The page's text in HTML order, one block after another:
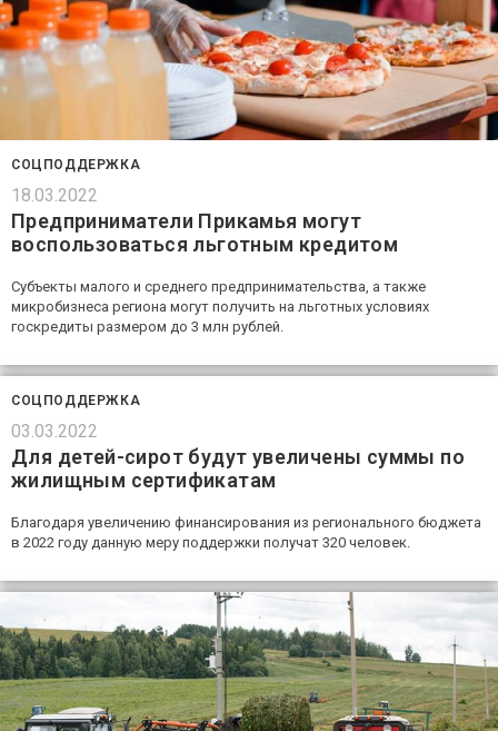
СОЦПОДДЕРЖКА
18.03.2022
Предприниматели Прикамья могут
воспользоваться льготным кредитом
Субъекты малого и среднего предпринимательства, а также
микробизнеса региона могут получить на льготных условиях
госкредиты размером до 3 млн рублей.
СОЦПОДДЕРЖКА
03.03.2022
Для детей-сирот будут увеличены суммы по
жилищным сертификатам
Благодаря увеличению финансирования из регионального бюджета
в 2022 году данную меру поддержки получат 320 человек.